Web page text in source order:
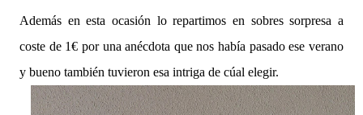
Además en esta ocasión lo repartimos en sobres sorpresa a
coste de 1€ por una anécdota que nos había pasado ese verano
y bueno también tuvieron esa intriga de cúal elegir.